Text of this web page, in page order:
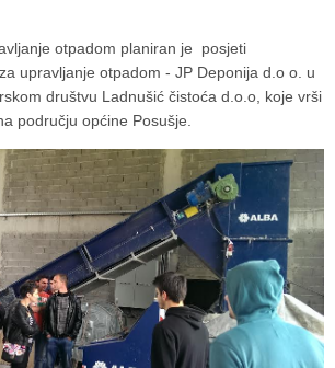
otpadom planiran je posjeti
upravljanje otpadom - JP Deponija d.o o. u
društvu Ladnušić čistoća d.o.o, koje vrši
području općine Posušje.